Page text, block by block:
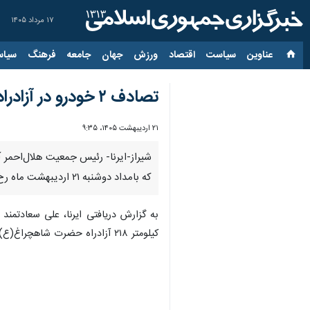
۱۷ مرداد ۱۴۰۵
عناوین‌ سیاست اقتصاد ورزش جهان جامعه فرهنگ
تصادف ۲ خودرو در آزادراه شیراز- اصفهان؛ سه کشته و هشت مصدوم
۲۱ اردیبهشت ۱۴۰۵، ۹:۳۵
که بامداد دوشنبه ۲۱ اردیبهشت ماه رخ داد، سه فوتی و هشت مصدوم بر جای گذاشت.
کیلومتر ۲۱۸ آزادراه حضرت شاهچراغ(ع) دریافت شد؛ بلافاصله دو تیم عملیاتی هلال‌احمر با خودروی نجات و آمبولانس به محل حادثه اعزام شدند.